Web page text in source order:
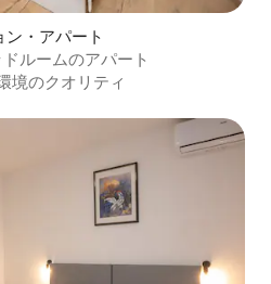
・アパート
ルームのアパート
境のクオリティ